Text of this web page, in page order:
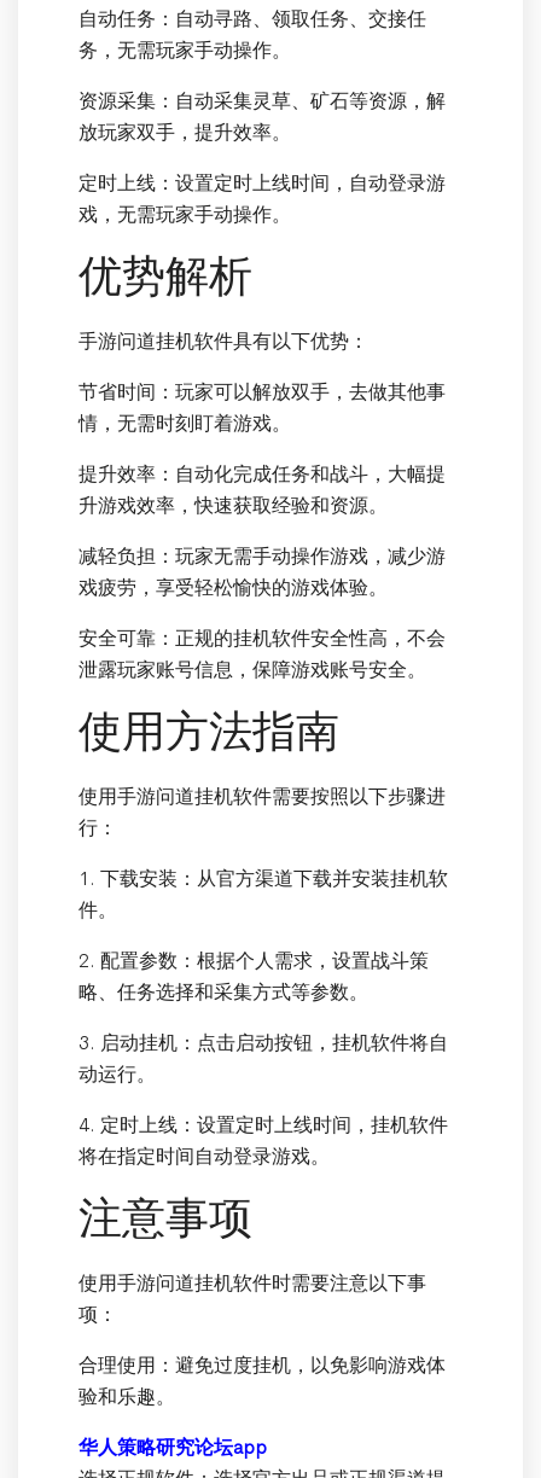
自动任务：自动寻路、领取任务、交接任
务，无需玩家手动操作。
资源采集：自动采集灵草、矿石等资源，解
放玩家双手，提升效率。
定时上线：设置定时上线时间，自动登录游
戏，无需玩家手动操作。
优势解析
手游问道挂机软件具有以下优势：
节省时间：玩家可以解放双手，去做其他事
情，无需时刻盯着游戏。
提升效率：自动化完成任务和战斗，大幅提
升游戏效率，快速获取经验和资源。
减轻负担：玩家无需手动操作游戏，减少游
戏疲劳，享受轻松愉快的游戏体验。
安全可靠：正规的挂机软件安全性高，不会
泄露玩家账号信息，保障游戏账号安全。
使用方法指南
使用手游问道挂机软件需要按照以下步骤进
行：
1. 下载安装：从官方渠道下载并安装挂机软
件。
2. 配置参数：根据个人需求，设置战斗策
略、任务选择和采集方式等参数。
3. 启动挂机：点击启动按钮，挂机软件将自
动运行。
4. 定时上线：设置定时上线时间，挂机软件
将在指定时间自动登录游戏。
注意事项
使用手游问道挂机软件时需要注意以下事
项：
合理使用：避免过度挂机，以免影响游戏体
验和乐趣。
华人策略研究论坛app